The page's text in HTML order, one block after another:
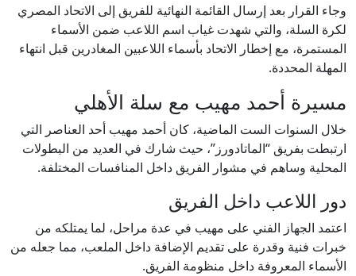
وجاء القرار بعد إرسال القائمة النهائية للفريق إلى الاتحاد المصري
لكرة السلة، والتي شهدت غياب اسم اللاعب ضمن الأسماء
المستمرة، مع إخطار الاتحاد بأسماء اللاعبين المغادرين قبل انتهاء
المهلة المحددة.
مسيرة أحمد مهيب مع سلة الأهلي
خلال السنوات الست الماضية، كان أحمد مهيب أحد العناصر التي
ارتبطت بفريق “الماتادورز”، حيث شارك في العديد من البطولات
المحلية وساهم في مشوار الفريق داخل المنافسات المختلفة.
دور اللاعب داخل الفريق
اعتمد الجهاز الفني على مهيب في عدة مراحل، لما يمتلكه من
خبرات فنية وقدرة على تقديم الإضافة داخل الملعب، مما جعله من
الأسماء المعروفة داخل منظومة الفريق.